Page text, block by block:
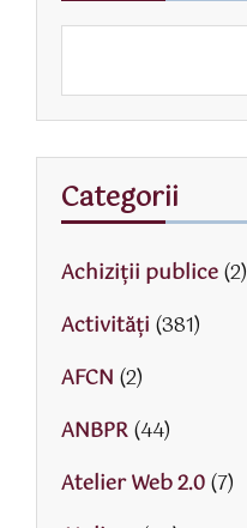
Categorii
Achiziții publice(2)
Activităţi (381)
AFCN (2)
ANBPR(44)
Atelier Web 2.0(7)